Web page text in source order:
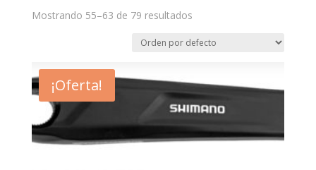
Mostrando 55–63 de 79 resultados
¡Oferta!